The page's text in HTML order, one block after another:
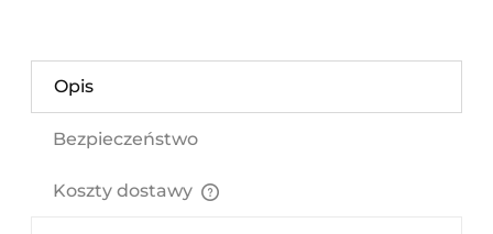
Opis
Bezpieczeństwo
Koszty dostawy